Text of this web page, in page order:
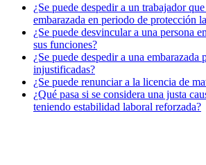
¿Se puede despedir a un trabajador
embarazada en periodo de protección
¿Se puede desvincular a una persona
sus funciones?
¿Se puede despedir a una embarazada
injustificadas?
¿Se puede renunciar a la licencia de
¿Qué pasa si se considera una justa
teniendo estabilidad laboral reforzada?